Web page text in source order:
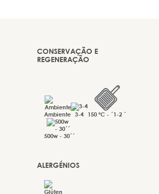
CONSERVAÇÃO E
REGENERAÇÃO
Ambiente 3-4 150 ºC - ´1-2 ´
500w - 30´´
ALERGÉNIOS